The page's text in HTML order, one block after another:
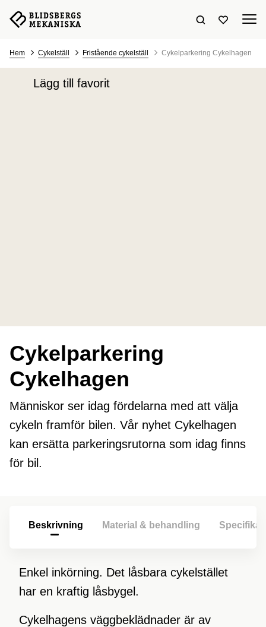
Sök hemsidan
Visa
Hem Cykelställ Fristående cykelställ Cykelparkering Cykelhagen
Cykelparkering
Cykelhagen
Människor ser idag fördelarna med att välja
cykeln framför bilen. Vår nyhet Cykelhagen
kan ersätta parkeringsrutorna som idag finns
för bil.
Lägg till favorit
Beskrivning Material & behandling
Enkel inkörning. Det låsbara cykelstället
har en kraftig låsbygel.
Cykelhagens väggbeklädnader är av